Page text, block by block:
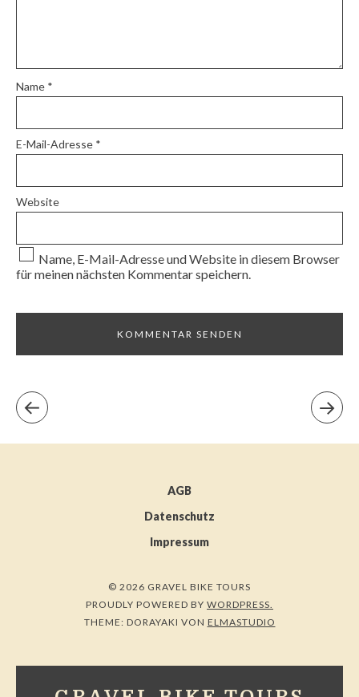
Name *
E-Mail-Adresse *
Website
Name, E-Mail-Adresse und Website in diesem Browser
für meinen nächsten Kommentar speichern.
AGB
Datenschutz
Impressum
© 2026 GRAVEL BIKE TOURS
PROUDLY POWERED BY WORDPRESS.
THEME: DORAYAKI VON ELMASTUDIO